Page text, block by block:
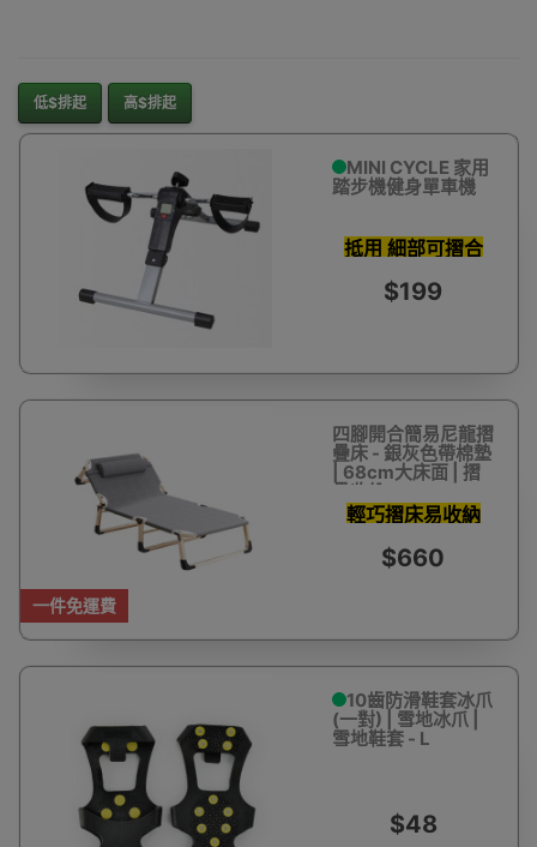
低$排起 高$排起
MINI CYCLE 家用
踏步機健身單車機
抵用 細部可摺合
可調力度
$199
一件免運費
四腳開合簡易尼龍摺
疊床 - 銀灰色帶棉墊
| 68cm大床面 | 摺
疊收納
輕巧摺床易收納
$660
10齒防滑鞋套冰爪
(一對) | 雪地冰爪 |
雪地鞋套 - L
$48